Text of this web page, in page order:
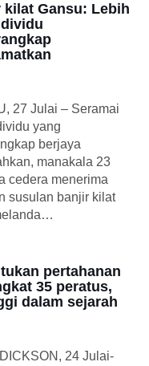
kilat Gansu: Lebih
27 Julai – Seramai
yang
berjaya
manakala 23
cedera menerima
susulan banjir kilat
pertahanan
35 peratus,
dalam sejarah
24 Julai-